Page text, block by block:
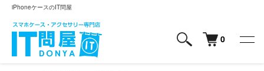
iPhoneケースのIT問屋
0